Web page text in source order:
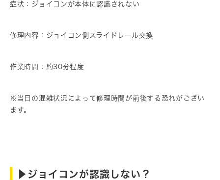
症状：ジョイコンが本体に認識されない
修理内容：ジョイコン側スライドレール交換
作業時間：約30分程度
※当日の混雑状況によって修理時間が前後する恐れがござい
ます。
▶︎ジョイコンが認識しない？